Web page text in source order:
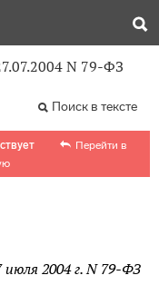
N 79-ФЗ
Поиск в тексте
Перейти в
июля 2004 г. N 79-ФЗ